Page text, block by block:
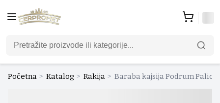
Početna > Katalog > Rakija > Baraba kajsija Podrum Palic